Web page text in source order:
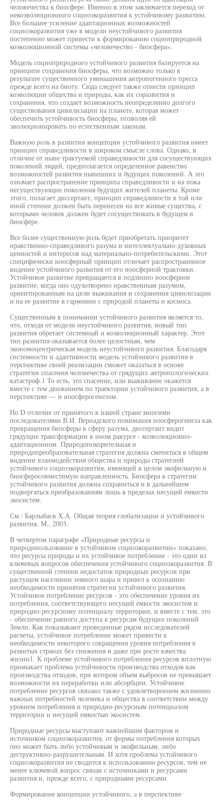
человечества к биосфере. Именно в этом заключается переход от
некоэволюционного социоэкоразвития к устойчивому развитию.
Все большее усиление адаптационных возможностей
социоэкоразвития уже в модели неустойчивого развития
постепенно может привести к формированию социоприродной
коэволюционной системы «человечество - биосфера».
Модель социоприродного устойчивого развития базируется на
принципе сохранения биосферы, что возможно только в
результате существенного уменьшения антропогенного пресса
прежде всего на биоту. Сюда следует также отнести принцип
коэволюции общества и природы, как их соразвития и
сохранения, что создает возможность неопределенно долгого
существования цивилизации на планете, которая может
обеспечить устойчивость биосферы, позволяя ей
эволюционировать по естественным законам.
Важную роль в развитии концепции устойчивого развития имеет
принцип справедливости в широком смысле слова. Однако, в
отличие от ныне трактуемой справедливости для сосуществующих
поколений людей, предполагается определенное равенство
возможностей развития нынешних и будущих поколений. А это
означает распространение принципа справедливости и на пока
несуществующие поколения будущих жителей планеты. Кроме
этого, полагает диссертант, принцип справедливости в той или
иной степени должен быть перенесен на все живые существа, с
которыми человек должен будет сосуществовать в будущем в
биосфере.
Все более существенную роль будет приобретать приоритет
нравственно-справедливого разума и интеллектуально-духовных
ценностей и интересов над материально-потребительскими. Этот
специфически ноосферный принцип отличает распространенное
видение устойчивого развития от его ноосферной трактовки.
Устойчивое развитие превращается в подлинно ноосферное
развитие, когда оно одухотворено нравственным разумом,
ориентированным на цели выживания и сохранения цивилизации
и на ее развитие в гармонии с природой планеты и космоса.
Существенным в понимании устойчивого развития является то,
что, отходя от модели неустойчивого развития, новый тип
развития обретает системный и коэволюционный характер. Этот
тип развития оказывается более целостным, чем
экономоцентрическая модель неустойчивого развития. Благодаря
системности и адаптивности модель устойчивого развития в
перспективе своей реализации сможет оказаться в основе
стратегии спасения человечества от грядущих антропологических
катастроф.1 То есть, это спасение, или выживание окажется
вместе с тем движением по траектории устойчивого развития, а в
перспективе — и иоосферогенезом.
Но D отличие от принятого в нашей стране многими
последователями В.И. Вернадского понимания ноосферогенеза как
превращения биосферы в сферу разума, диссертант видит
грядущие трансформации в ином ракурсе - коэволюционно-
адаптационном. Природопокорительная и
природопреобразовательная стратегия должна смениться в общем
видении взаимодействия общества и природы стратегией
устойчивого социоэкоразвития, имеющей в целом экофильную и
биосферосовместимую направленность. Биосфера в стратегии
устойчивого развития должна сохраниться и в дальнейшем
подвергаться преобразованиям лишь в пределах несущей емкости
экосистем.
См.: Барлыбасв Х.А. Общая теория глобализации и устойчивого
развития. М., 2003.
В четвертом параграфе «Природные ресурсы и
природопользование в устойчивом социоэкоразвитии» показано,
что ресурсы природы и их устойчивое потребление - это одни из
ключевых вопросов обеспечения устойчивого социоэкоразвития. В
существенной степени недостаток природных ресурсов при
растущем населении земного шара и привел к осознанию
необходимости принятия стратегии устойчивого развития.
Устойчивое потребление ресурсов - это обеспечение уровня их
потребления, соответствующего несущей емкости экосистем и
природно-ресурсному потенциалу территории, и вместе с тем, это
- обеспечение равного доступа к ресурсам будущих поколений
Земли. Как показывают проведенные рядом исследователей
расчеты, устойчивое потребление может привести к
необходимости некоторого сокращения уровня потребления в
развитых странах без снижения и даже при росте качества
жизни1. К проблеме устойчивого потребления ресурсов вплотную
примыкает проблема устойчивости производства отходов как
производства отходов, при котором объем выбросов не превышает
возможности их переработки или абсорбции. Устойчивое
потребление ресурсов связано также с удовлетворением жизненно
важных потребностей человека и общества в соответствии между
уровнем потребления и природно-ресурсным потенциалом
территории и несущей емкостью экосистем.
Природные ресурсы выступают важнейшим фактором и
источником социоэкоразвития, от формы потребления которых
оно может быть либо устойчивым и экофильным, либо
деструктивно-разрушительным. И хотя проблема устойчивого
социоэкоразвития не сводится к использованию ресурсов, тем не
менее ключевой вопрос связан с источниками и ресурсами
развития и, прежде всего, с природными ресурсами.
Формирование концепции устойчивого, а в перспективе